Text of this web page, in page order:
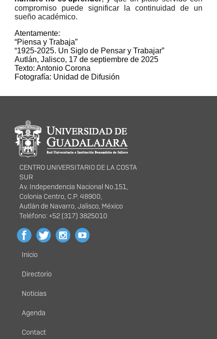
compromiso puede significar la continuidad de un
sueño académico.
Atentamente:
“Piensa y Trabaja”
“1925-2025. Un Siglo de Pensar y Trabajar”
Autlán, Jalisco, 17 de septiembre de 2025
Texto: Antonio Corona
Fotografía: Unidad de Difusión
Información del
portal
CENTRO UNIVERSITARIO DE LA COSTA
SUR
Av. Independencia Nacional No.151,
Colonia Centro, C.P. 48900,
Autlán de Navarro, Jalisco, México
Teléfono: +52 (317) 3825010
Menú
principal
Inicio
Directorio
Noticias
Agenda
Contact